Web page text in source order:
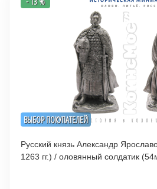
ВЫБОР ПОКУПАТЕЛЕЙ
Русский князь Александр
1263 гг.) / оловянный солдатик